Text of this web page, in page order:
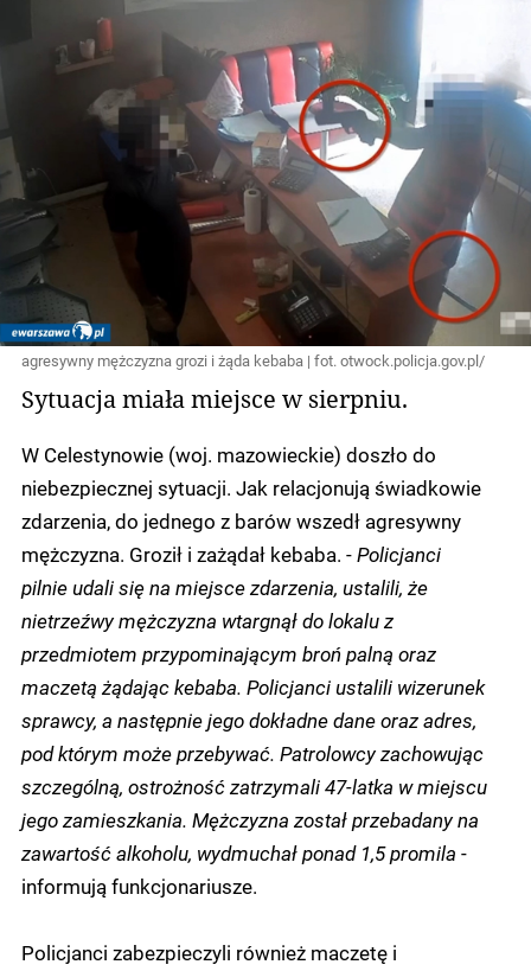
agresywny mężczyzna grozi i żąda kebaba | fot. otwock.policja.gov.pl/
Sytuacja miała miejsce w sierpniu.
W Celestynowie (woj. mazowieckie) doszło do
niebezpiecznej sytuacji. Jak relacjonują świadkowie
zdarzenia, do jednego z barów wszedł agresywny
mężczyzna. Groził i zażądał kebaba. -Policjanci
pilnie udali się na miejsce zdarzenia, ustalili, że
nietrzeźwy mężczyzna wtargnął do lokalu z
przedmiotem przypominającym broń palną oraz
maczetą żądając kebaba. Policjanci ustalili wizerunek
sprawcy, a następnie jego dokładne dane oraz adres,
pod którym może przebywać. Patrolowcy zachowując
szczególną, ostrożność zatrzymali 47-latka w miejscu
jego zamieszkania. Mężczyzna został przebadany na
zawartość alkoholu, wydmuchał ponad 1,5 promila -
informują funkcjonariusze.
Policjanci zabezpieczyli również maczetę i